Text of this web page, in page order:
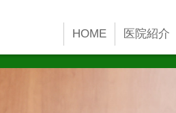
HOME 医院紹介